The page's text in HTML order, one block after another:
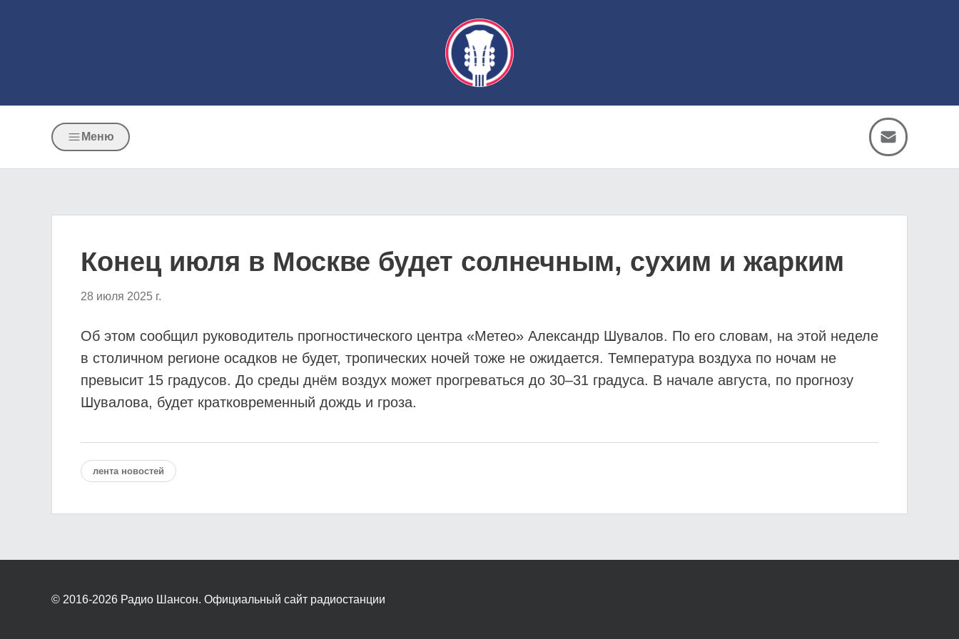
Меню
Конец июля в Москве будет солнечным, сухим и жарким
28 июля 2025 г.
Об этом сообщил руководитель прогностического центра «Метео» Александр Шувалов. По его словам, на этой неделе
в столичном регионе осадков не будет, тропических ночей тоже не ожидается. Температура воздуха по ночам не
превысит 15 градусов. До среды днём воздух может прогреваться до 30–31 градуса. В начале августа, по прогнозу
Шувалова, будет кратковременный дождь и гроза.
лента новостей
© 2016-2026 Радио Шансон. Официальный сайт радиостанции